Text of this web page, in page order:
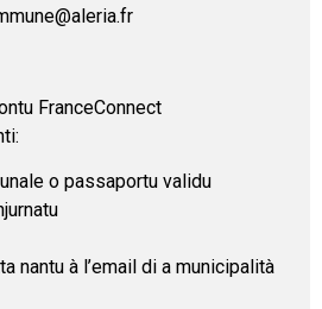
FranceConnect
o passaportu validu
nantu à l’email di a municipalità